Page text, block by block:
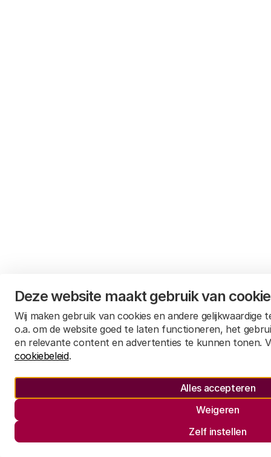
Deze website maakt gebruik van
Wij maken gebruik van cookies en andere gelijkwaardige
o.a. om de website goed te laten functioneren, het
en relevante content en advertenties te kunnen tonen.
cookiebeleid.
Alles accepteren
Weigeren
Zelf instellen